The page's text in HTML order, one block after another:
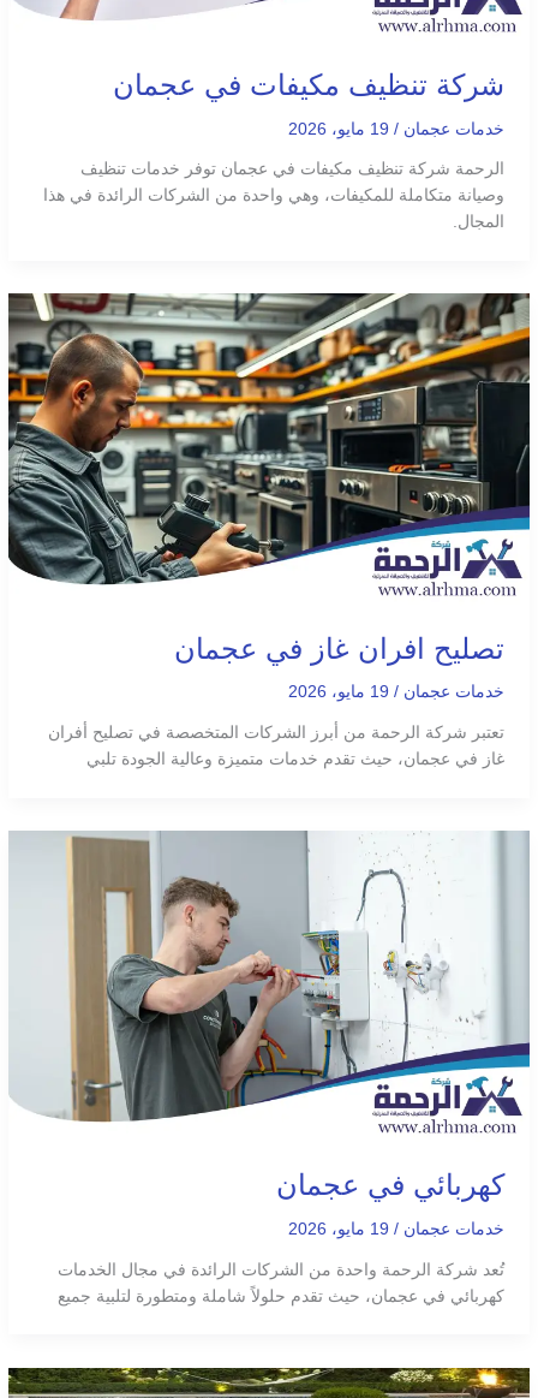
شركة تنظيف مكيفات في عجمان
خدمات عجمان/19 مايو، 2026
الرحمة شركة تنظيف مكيفات في عجمان توفر خدمات تنظيف
وصيانة متكاملة للمكيفات، وهي واحدة من الشركات الرائدة في هذا
المجال.
تصليح افران غاز في عجمان
خدمات عجمان/19 مايو، 2026
تعتبر شركة الرحمة من أبرز الشركات المتخصصة في تصليح أفران
غاز في عجمان، حيث تقدم خدمات متميزة وعالية الجودة تلبي
كهربائي في عجمان
خدمات عجمان/19 مايو، 2026
تُعد شركة الرحمة واحدة من الشركات الرائدة في مجال الخدمات
كهربائي في عجمان، حيث تقدم حلولاً شاملة ومتطورة لتلبية جميع